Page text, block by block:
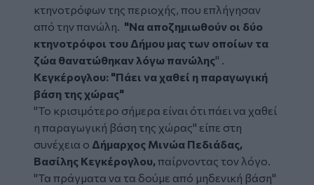
κτηνοτρόφων της περιοχής, που επλήγησαν
από την πανώλη. "Να αποζημιωθούν οι δύο
κτηνοτρόφοι του Δήμου μας των οποίων τα
ζώα θανατώθηκαν λόγω πανώλης" .
Κεγκέρογλου: "Πάει να χαθεί η παραγωγική
βάση της χώρας"
"Το κρισιμότερο σήμερα είναι ότι πάει να χαθεί
η παραγωγική βάση της χώρας" είπε στη
συνέχεια ο Δήμαρχος Μινώα Πεδιάδας,
Βασίλης Κεγκέρογλου, παίρνοντας τον λόγο.
"Τα πράγματα να τα δούμε από μηδενική βάση"